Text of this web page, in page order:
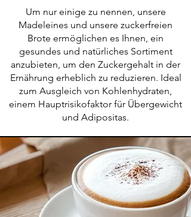
Um nur einige zu nennen, unsere
Madeleines und unsere zuckerfreien
Brote ermöglichen es Ihnen, ein
gesundes und natürliches Sortiment
anzubieten, um den Zuckergehalt in der
Ernährung erheblich zu reduzieren. Ideal
zum Ausgleich von Kohlenhydraten,
einem Hauptrisikofaktor für Übergewicht
und Adipositas.